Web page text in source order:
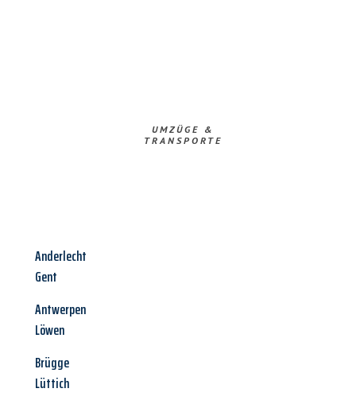
UMZÜGE &
TRANSPORTE
Anderlecht
Gent
Antwerpen
Löwen
Brügge
Lüttich